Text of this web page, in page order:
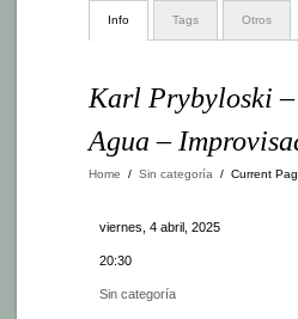
Info Tags Otros
Karl Prybyloski
Agua –
Home / Sin categoría / Current
viernes, 4 abril, 2025
20:30
Sin categoría